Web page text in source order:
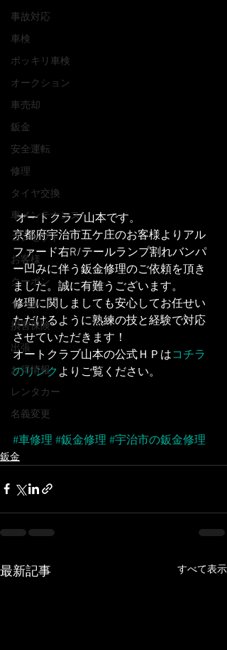
事故対応
車検
ポッキリ車検
オークション
車売却
鈑金
安全運転
修理
タイヤ交換
車メンテナンス
コンセプト
お客様
クーポン
セール
損害保険
出張
お得情報
レンタカー
名義変更
オートクラブ山本です。
京都府宇治市五ケ庄のお客様よりアル
ファード右R/テールランプ割れバンパ
ー凹みに伴う鈑金修理のご依頼を頂き
ました。誠に有難うございます。
修理に関しましても安心してお任せい
ただけるように熟練の技と経験で対応
させていただきます！
オートクラブ山本の公式ＨＰはコチラ
のリンク よりご覧ください。
#車修理 #鈑金修理 #宇治市の鈑金修理
鈑金
最新記事 すべて表示